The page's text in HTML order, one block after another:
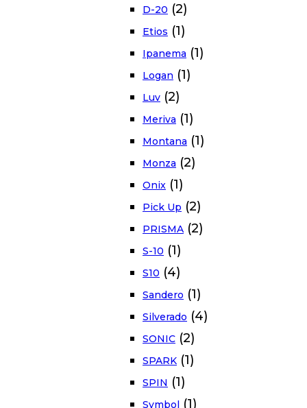
D-20 (2)
Etios (1)
Ipanema (1)
Logan (1)
Luv (2)
Meriva (1)
Montana (1)
Monza (2)
Onix (1)
Pick Up (2)
PRISMA (2)
S-10 (1)
S10 (4)
Sandero (1)
Silverado (4)
SONIC (2)
SPARK (1)
SPIN (1)
Symbol (1)